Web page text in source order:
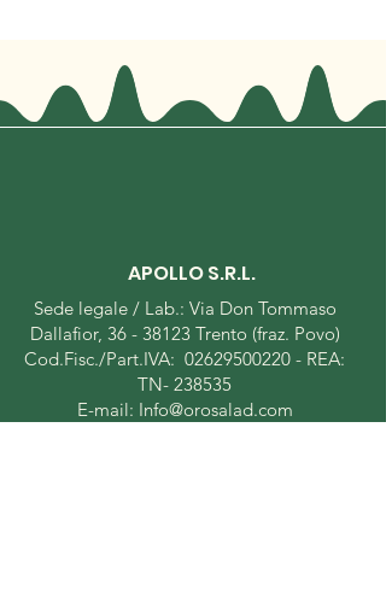
APOLLO S.R.L.
Sede legale / Lab.: Via Don Tommaso
Dallafior, 36 - 38123 Trento (fraz. Povo)
Cod.Fisc./Part.IVA: 02629500220 - REA:
TN- 238535
E-mail: Info@orosalad.com